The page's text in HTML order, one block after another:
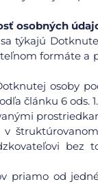
osobných
týkajú
formáte a
osoby
článku 6 ods.
v
bez
priamo od